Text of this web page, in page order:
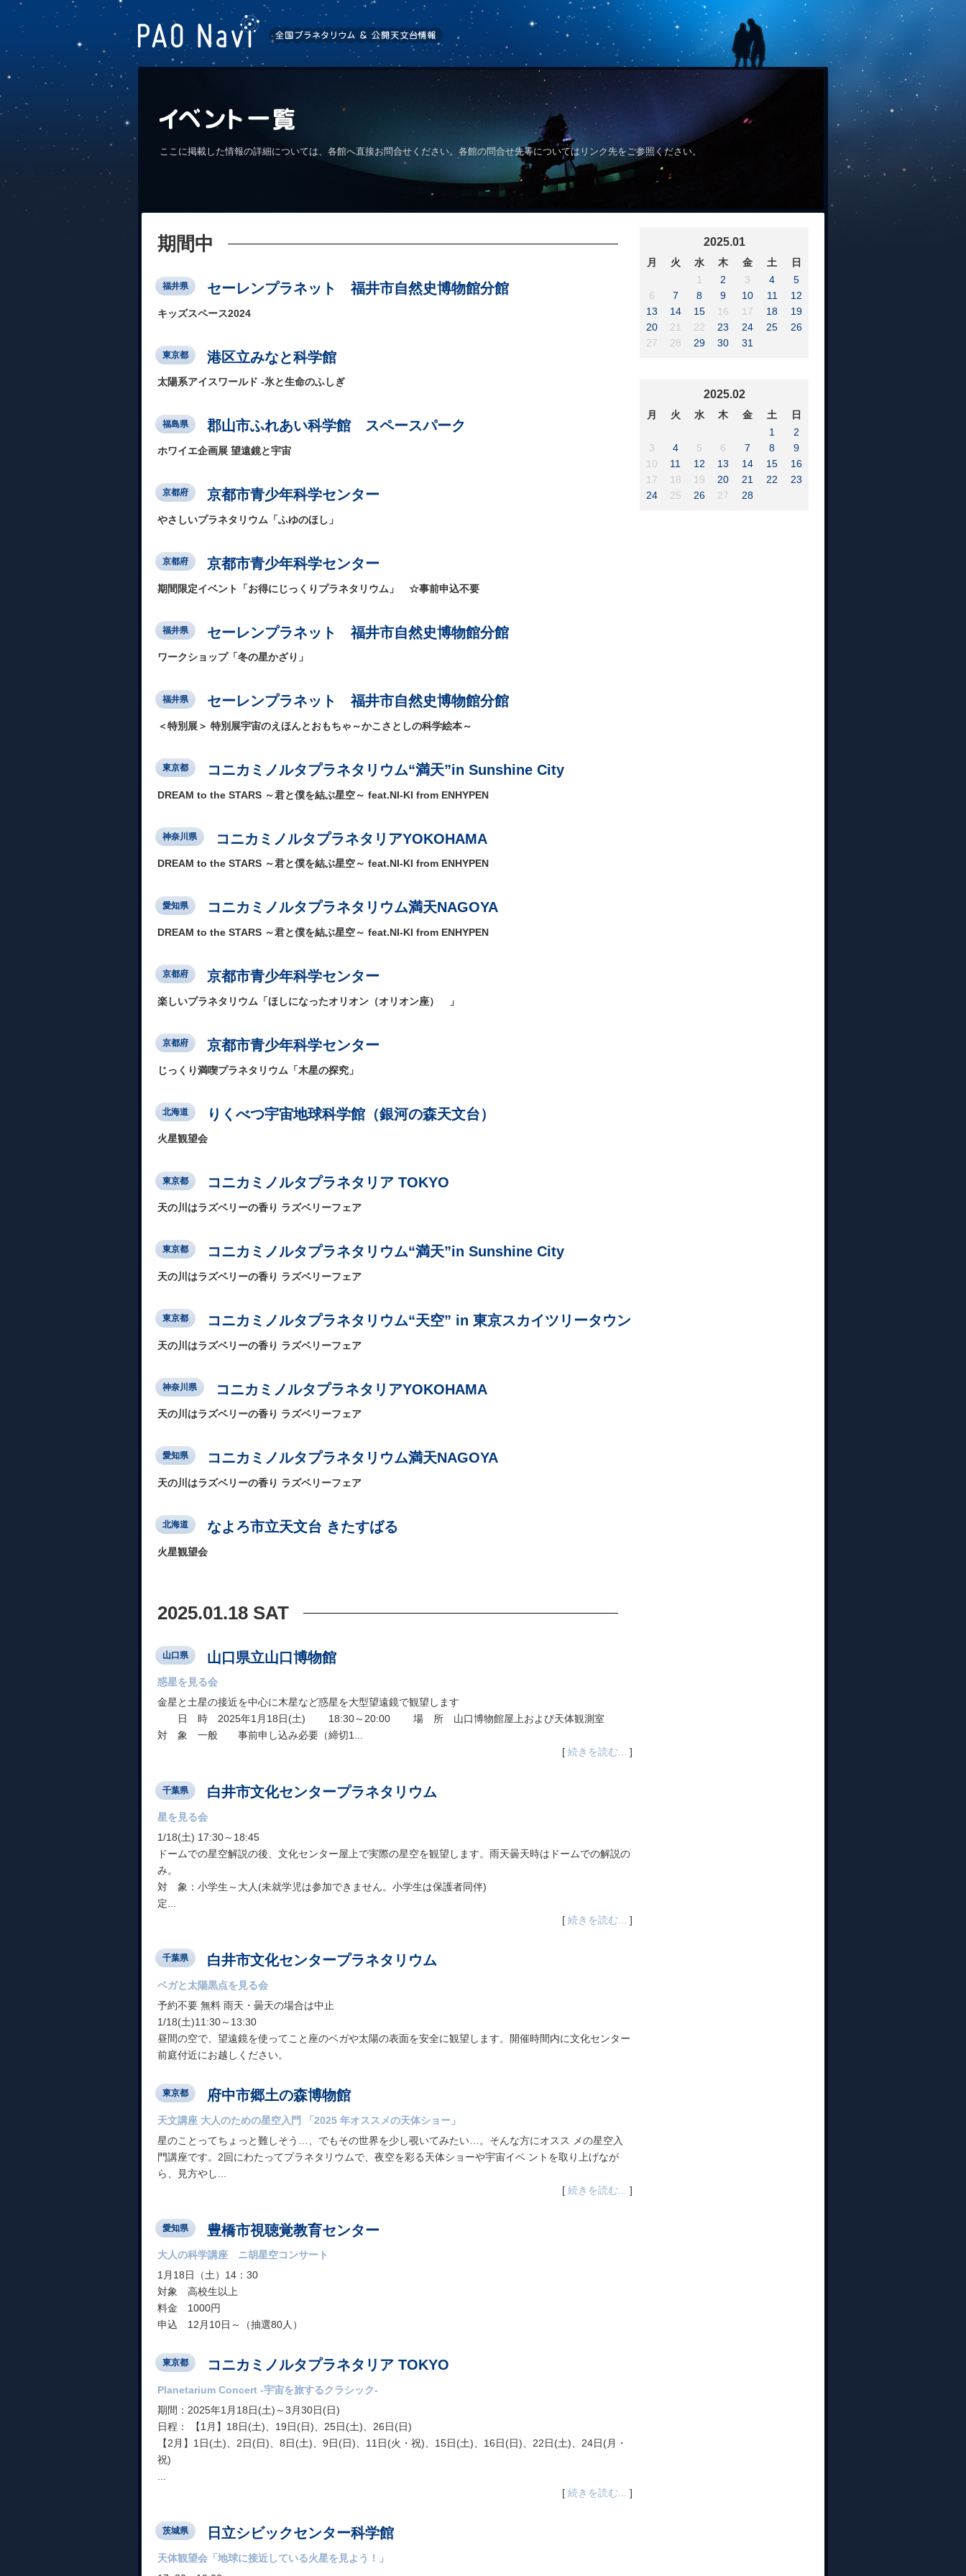
ここに掲載した情報の詳細については、各館へ直接お問合せください。各館の問合せ先等についてはリンク先をご参照ください。
2025.01
月 火 水 木 金 土
日
1
2 3 4
5
6
7 8 9 10 11
12
13
14 15 16 17 18
19
20
21 22 23 24 25
26
27
28 29 30 31
2025.02
月 火 水 木 金 土
日
1
2
3
4 5 6 7 8
9
10
11 12 13 14 15
16
17
18 19 20 21 22
23
24
25 26 27 28
期間中
福井県 セーレンプラネット 福井市自然史博物館分館
キッズスペース2024
東京都 港区立みなと科学館
太陽系アイスワールド -氷と生命のふしぎ
福島県 郡山市ふれあい科学館 スペースパーク
ホワイエ企画展 望遠鏡と宇宙
京都府 京都市青少年科学センター
やさしいプラネタリウム「ふゆのほし」
京都府 京都市青少年科学センター
期間限定イベント「お得にじっくりプラネタリウム」 ☆事前申込不要
福井県 セーレンプラネット 福井市自然史博物館分館
ワークショップ「冬の星かざり」
福井県 セーレンプラネット 福井市自然史博物館分館
＜特別展＞ 特別展宇宙のえほんとおもちゃ～かこさとしの科学絵本～
東京都 コニカミノルタプラネタリウム“満天”in Sunshine City
DREAM to the STARS ～君と僕を結ぶ星空～ feat.NI-KI from ENHYPEN
神奈川県 コニカミノルタプラネタリアYOKOHAMA
DREAM to the STARS ～君と僕を結ぶ星空～ feat.NI-KI from ENHYPEN
愛知県 コニカミノルタプラネタリウム満天NAGOYA
DREAM to the STARS ～君と僕を結ぶ星空～ feat.NI-KI from ENHYPEN
京都府 京都市青少年科学センター
楽しいプラネタリウム「ほしになったオリオン（オリオン座） 」
京都府 京都市青少年科学センター
じっくり満喫プラネタリウム「木星の探究」
北海道 りくべつ宇宙地球科学館（銀河の森天文台）
火星観望会
東京都 コニカミノルタプラネタリア TOKYO
天の川はラズベリーの香り ラズベリーフェア
東京都 コニカミノルタプラネタリウム“満天”in Sunshine City
天の川はラズベリーの香り ラズベリーフェア
東京都 コニカミノルタプラネタリウム“天空” in 東京スカイツリータウン
天の川はラズベリーの香り ラズベリーフェア
神奈川県 コニカミノルタプラネタリアYOKOHAMA
天の川はラズベリーの香り ラズベリーフェア
愛知県 コニカミノルタプラネタリウム満天NAGOYA
天の川はラズベリーの香り ラズベリーフェア
北海道 なよろ市立天文台 きたすばる
火星観望会
2025.01.18 SAT
山口県 山口県立山口博物館
惑星を見る会
金星と土星の接近を中心に木星など惑星を大型望遠鏡で観望します
日 時 2025年1月18日(土) 18:30～20:00 場 所 山口博物館屋上および天体観測室
対 象 一般 事前申し込み必要（締切1...
[ 続きを読む... ]
千葉県 白井市文化センタープラネタリウム
星を見る会
1/18(土) 17:30～18:45
ドームでの星空解説の後、文化センター屋上で実際の星空を観望します。雨天曇天時はドームでの解説の
み。
対 象：小学生～大人(未就学児は参加できません。小学生は保護者同伴)
定...
[ 続きを読む... ]
千葉県 白井市文化センタープラネタリウム
ベガと太陽黒点を見る会
予約不要 無料 雨天・曇天の場合は中止
1/18(土)11:30～13:30
昼間の空で、望遠鏡を使ってこと座のベガや太陽の表面を安全に観望します。開催時間内に文化センター
前庭付近にお越しください。
東京都 府中市郷土の森博物館
天文講座 大人のための星空入門 「2025 年オススメの天体ショー」
星のことってちょっと難しそう…、でもその世界を少し覗いてみたい…。そんな方にオスス メの星空入
門講座です。2回にわたってプラネタリウムで、夜空を彩る天体ショーや宇宙イベ ントを取り上げなが
ら、見方やし...
[ 続きを読む... ]
愛知県 豊橋市視聴覚教育センター
大人の科学講座 ニ胡星空コンサート
1月18日（土）14：30
対象 高校生以上
料金 1000円
申込 12月10日～（抽選80人）
東京都 コニカミノルタプラネタリア TOKYO
Planetarium Concert -宇宙を旅するクラシック-
期間：2025年1月18日(土)～3月30日(日)
日程： 【1月】18日(土)、19日(日)、25日(土)、26日(日)
【2月】1日(土)、2日(日)、8日(土)、9日(日)、11日(火・祝)、15日(土)、16日(日)、22日(土)、24日(月・
祝)
[ 続きを読む... ]
茨城県 日立シビックセンター科学館
天体観望会「地球に接近している火星を見よう！」